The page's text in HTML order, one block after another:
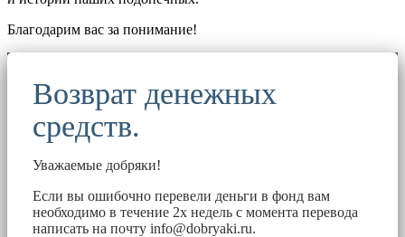
Благодарим вас за понимание!
Возврат денежных
средств.
Уважаемые добряки!
Если вы ошибочно перевели деньги в фонд вам
необходимо в течение 2х недель с момента перевода
написать на почту info@dobryaki.ru.